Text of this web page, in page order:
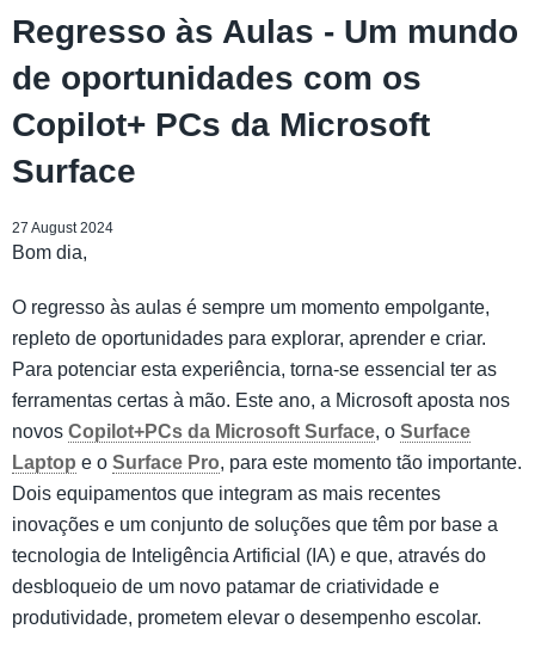
Regresso às Aulas - Um mundo
de oportunidades com os
Copilot+ PCs da Microsoft
Surface
27 August 2024
​Bom dia,
O regresso às aulas é sempre um momento empolgante,
repleto de oportunidades para explorar, aprender e criar.
Para potenciar esta experiência, torna-se essencial ter as
ferramentas certas à mão. Este ano, a Microsoft aposta nos
novos Copilot+PCs da Microsoft Surface, o Surface
Laptop e o Surface Pro, para este momento tão importante.
Dois equipamentos que integram as mais recentes
inovações e um conjunto de soluções que têm por base a
tecnologia de Inteligência Artificial (IA) e que, através do
desbloqueio de um novo patamar de criatividade e
produtividade, prometem elevar o desempenho escolar.